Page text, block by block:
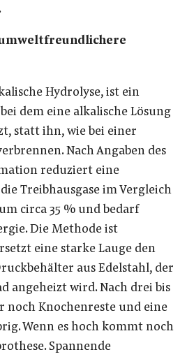
Hydrolyse, ist ein
dem eine alkalische Lösung
statt ihn, wie bei einer
Nach Angaben des
reduziert eine
Treibhausgase im Vergleich
circa 35 % und bedarf
Die Methode ist
eine starke Lauge den
aus Edelstahl, der
angeheizt wird. Nach drei bis
noch Knochenreste und eine
Wenn es hoch kommt noch
Spannende